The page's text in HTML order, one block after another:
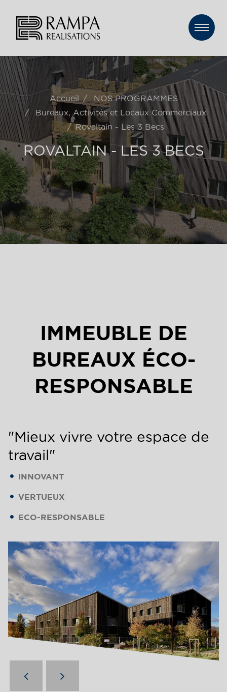
Accueil
NOS PROGRAMMES
Bureaux, Activités et Locaux Commerciaux
Rovaltain - Les 3 Becs
ROVALTAIN - LES 3 BECS
IMMEUBLE DE
BUREAUX ÉCO-
RESPONSABLE
"Mieux vivre votre espace de
travail"
INNOVANT
VERTUEUX
ECO-RESPONSABLE